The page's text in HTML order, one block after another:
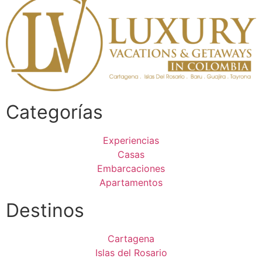
Categorías
Experiencias
Casas
Embarcaciones
Apartamentos
Destinos
Cartagena
Islas del Rosario